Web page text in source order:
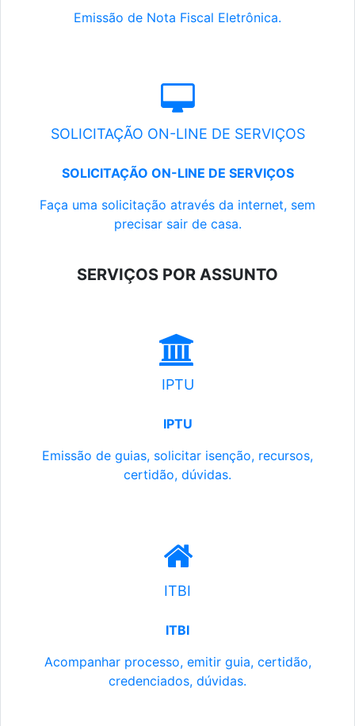
Emissão de Nota Fiscal Eletrônica.
SOLICITAÇÃO ON-LINE DE SERVIÇOS
SOLICITAÇÃO ON-LINE DE SERVIÇOS
Faça uma solicitação através da internet, sem
precisar sair de casa.
SERVIÇOS POR ASSUNTO
IPTU
IPTU
Emissão de guias, solicitar isenção, recursos,
certidão, dúvidas.
ITBI
ITBI
Acompanhar processo, emitir guia, certidão,
credenciados, dúvidas.